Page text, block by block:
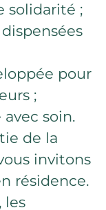
solidarité ;
pour
;
soin.
de la
invitons
résidence.
les